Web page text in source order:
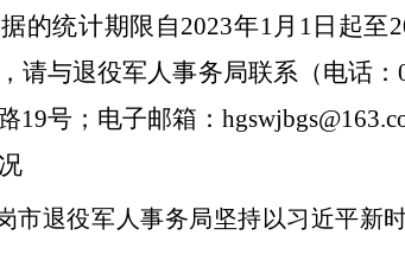
的统计期限自2023年1月1日起至
请与退役军人事务局联系（电话：
19号；电子邮箱：hgswjbgs@163.
市退役军人事务局坚持以习近平新